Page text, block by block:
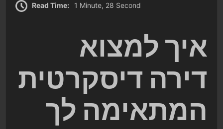
Read Time: 1 Minute, 28 Second
איך למצוא
דירה דיסקרטית
המתאימה לך